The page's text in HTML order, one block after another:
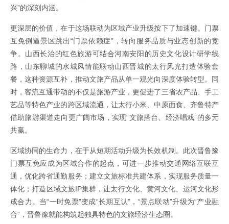
兴”的深刻内涵。
更深层的价值，在于这场联动为区域产业升级按下了加速键。门票
互免倒逼景区跳出“门票依赖症”，转向服务品质与业态创新的竞
争。山西长治的红色旅游可结合河南安阳的历史文化设计研学线
路，山东聊城的水城风情能联动山西晋城的太行风光打造体验套
餐，这种资源互补，推动文旅产品从单一观光向深度体验转型。同
时，客流互通带动的不仅是旅游产业，更促进了三省农产品、手工
艺品等特色产业的跨区域流通，让太行小米、中原面食、齐鲁特产
借助旅游渠道走向更广阔市场，实现“文旅搭台、经济唱戏”的多元
共赢。
区域协同的生命力，在于从短期活动升级为长效机制。此次晋鲁豫
门票互免应成为区域合作的起点，可进一步推动交通网络互联互
通，优化跨省通勤服务；建立文旅标准共建体系，实现服务质量一
体化；打造区域文旅IP集群，让太行文化、黄河文化、运河文化形
成合力。当“一时免票”变成“长期互认”，“景点联动”升级为“产业融
合”，晋鲁豫就能构筑起独具特色的文旅经济生态圈。